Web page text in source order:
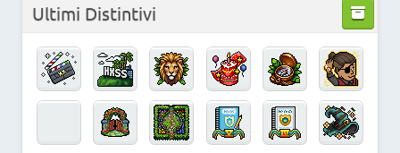
Ultimi Distintivi